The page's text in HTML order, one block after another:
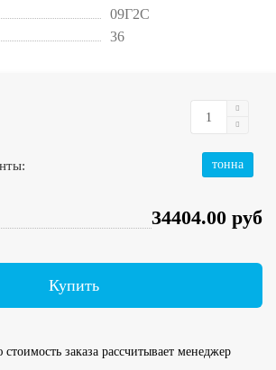
09Г2С
36
тонна
34404.00 руб
Купить
заказа рассчитывает менеджер